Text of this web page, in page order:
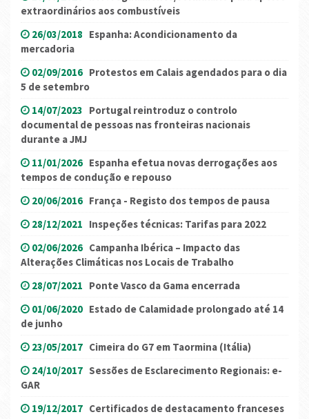
extraordinários aos combustíveis
26/03/2018 Espanha: Acondicionamento da
mercadoria
02/09/2016 Protestos em Calais agendados para o dia
5 de setembro
14/07/2023 Portugal reintroduz o controlo
documental de pessoas nas fronteiras nacionais
durante a JMJ
11/01/2026 Espanha efetua novas derrogações aos
tempos de condução e repouso
20/06/2016 França - Registo dos tempos de pausa
28/12/2021 Inspeções técnicas: Tarifas para 2022
02/06/2026 Campanha Ibérica – Impacto das
Alterações Climáticas nos Locais de Trabalho
28/07/2021 Ponte Vasco da Gama encerrada
01/06/2020 Estado de Calamidade prolongado até 14
de junho
23/05/2017 Cimeira do G7 em Taormina (Itália)
24/10/2017 Sessões de Esclarecimento Regionais: e-
GAR
19/12/2017 Certificados de destacamento franceses